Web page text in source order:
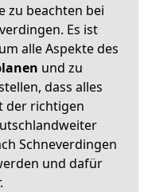
zu beachten bei
Es ist
alle Aspekte des
und zu
dass alles
der richtigen
Schneverdingen
und dafür